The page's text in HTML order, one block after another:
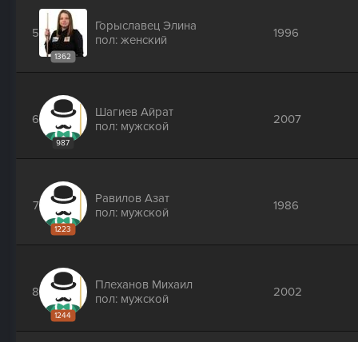
5
1362
Горыславец Элина
пол: женский
1996
6
987
Шагиев Айрат
пол: мужской
2007
7
1223
Равилов Азат
пол: мужской
1986
8
1244
Плеханов Михаил
пол: мужской
2002